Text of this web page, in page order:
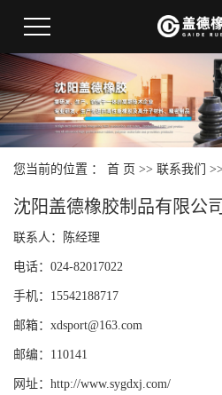
您当前的位置 ： 首 页 >> 联系我们 >>
沈阳盖德橡胶制品有限公司
联系人：陈经理
电话：024-82017022
手机：15542188717
邮箱：xdsport@163.com
邮编：110141
网址：http://www.sygdxj.com/